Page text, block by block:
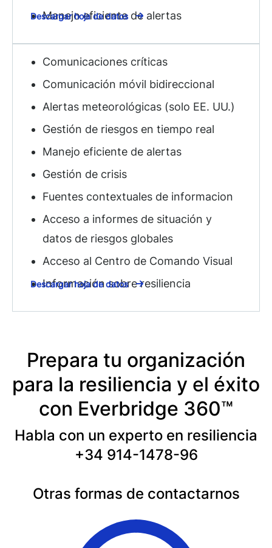
Manejo eficiente de alertas
Descargar hoja de datos
Comunicaciones críticas
Comunicación móvil bidireccional
Alertas meteorológicas (solo EE. UU.)
Gestión de riesgos en tiempo real
Manejo eficiente de alertas
Gestión de crisis
Fuentes contextuales de informacion
Acceso a informes de situación y
datos de riesgos globales
Acceso al Centro de Comando Visual
Información sobre resiliencia
Descargar hoja de datos
Prepara tu organización
para la resiliencia y el éxito
con Everbridge 360™
Habla con un experto en resiliencia
+34 914-1478-96
Otras formas de contactarnos